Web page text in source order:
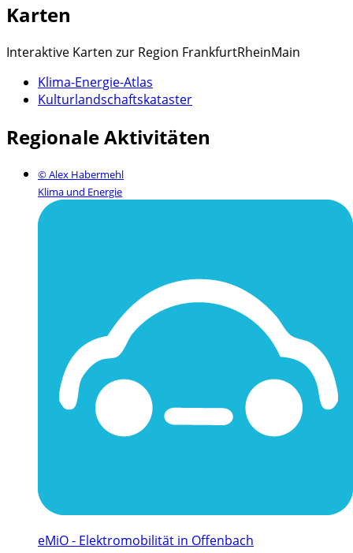
Karten
Interaktive Karten zur Region FrankfurtRheinMain
Klima-Energie-Atlas
Kulturlandschaftskataster
Regionale Aktivitäten
© Alex Habermehl
Klima und Energie
eMiO - Elektromobilität in Offenbach